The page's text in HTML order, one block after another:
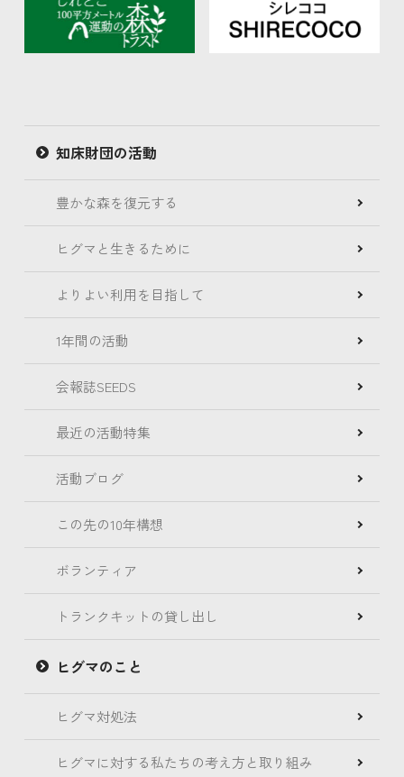
知床財団の活動
豊かな森を復元する
ヒグマと生きるために
よりよい利用を目指して
1年間の活動
会報誌SEEDS
最近の活動特集
活動ブログ
この先の10年構想
ボランティア
トランクキットの貸し出し
ヒグマのこと
ヒグマ対処法
ヒグマに対する私たちの考え方と取り組み